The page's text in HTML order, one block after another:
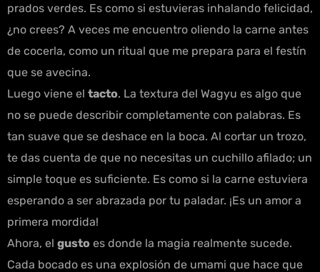
prados verdes. Es como si estuvieras inhalando felicidad,
¿no crees? A veces me encuentro oliendo la carne antes
de cocerla, como un ritual que me prepara para el festín
que se avecina.
Luego viene el tacto. La textura del Wagyu es algo que
no se puede describir completamente con palabras. Es
tan suave que se deshace en la boca. Al cortar un trozo,
te das cuenta de que no necesitas un cuchillo afilado; un
simple toque es suficiente. Es como si la carne estuviera
esperando a ser abrazada por tu paladar. ¡Es un amor a
primera mordida!
Ahora, el gusto es donde la magia realmente sucede.
Cada bocado es una explosión de umami que hace que